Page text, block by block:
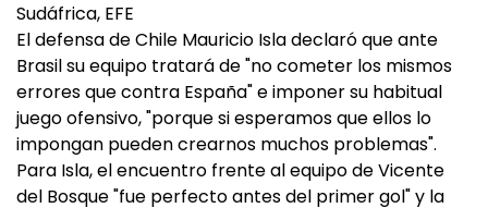
Sudáfrica, EFE
El defensa de Chile Mauricio Isla declaró que ante
Brasil su equipo tratará de "no cometer los mismos
errores que contra España" e imponer su habitual
juego ofensivo, "porque si esperamos que ellos lo
impongan pueden crearnos muchos problemas".
Para Isla, el encuentro frente al equipo de Vicente
del Bosque "fue perfecto antes del primer gol" y la